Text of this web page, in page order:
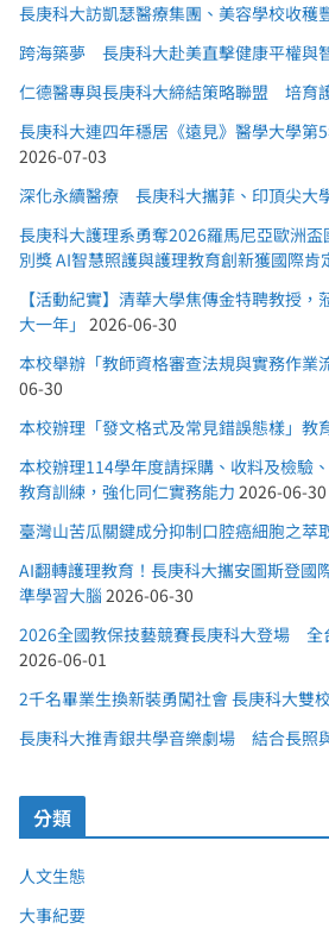
長庚科大訪凱瑟醫療集團、美容學校收穫
跨海築夢 長庚科大赴美直擊健康平權與
仁德醫專與長庚科大締結策略聯盟 培育
長庚科大連四年穩居《遠見》醫學大學第
2026-07-03
深化永續醫療 長庚科大攜菲、印頂尖大
長庚科大護理系勇奪2026羅馬尼亞歐洲
別獎 AI智慧照護與護理教育創新獲國際肯
【活動紀實】清華大學焦傳金特聘教授
大一年」 2026-06-30
本校舉辦「教師資格審查法規與實務作業
06-30
本校辦理「發文格式及常見錯誤態樣」教
本校辦理114學年度請採購、收料及檢驗
教育訓練，強化同仁實務能力 2026-06-30
臺灣山苦瓜關鍵成分抑制口腔癌細胞之萃
AI翻轉護理教育！長庚科大攜安圖斯登國
準學習大腦 2026-06-30
2026全國教保技藝競賽長庚科大登場 全
2026-06-01
2千名畢業生換新裝勇闖社會 長庚科大雙
長庚科大推青銀共學音樂劇場 結合長照
分類
人文生態
大事紀要